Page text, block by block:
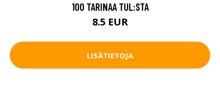
100 TARINAA TUL:STA
8.5 EUR
LISÄTIETOJA